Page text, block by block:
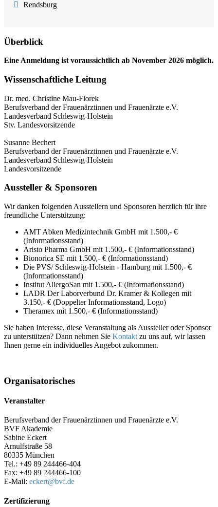
Rendsburg
Überblick
Eine Anmeldung ist voraussichtlich ab November 2026 möglich.
Wissenschaftliche Leitung
Dr. med. Christine Mau-Florek
Berufsverband der Frauenärztinnen und Frauenärzte e.V.
Landesverband Schleswig-Holstein
Stv. Landesvorsitzende
Susanne Bechert
Berufsverband der Frauenärztinnen und Frauenärzte e.V.
Landesverband Schleswig-Holstein
Landesvorsitzende
Aussteller & Sponsoren
Wir danken folgenden Ausstellern und Sponsoren herzlich für ihre
freundliche Unterstützung:
AMT Abken Medizintechnik GmbH mit 1.500,- €
(Informationsstand)
Aristo Pharma GmbH mit 1.500,- € (Informationsstand)
Bionorica SE mit 1.500,- € (Informationsstand)
Die PVS/ Schleswig-Holstein - Hamburg mit 1.500,- €
(Informationsstand)
Institut AllergoSan mit 1.500,- € (Informationsstand)
LADR Der Laborverbund Dr. Kramer & Kollegen mit
3.150,- € (Doppelter Informationsstand, Logo)
Theramex mit 1.500,- € (Informationsstand)
Sie haben Interesse, diese Veranstaltung als Aussteller oder Sponsor
zu unterstützen? Dann nehmen Sie Kontakt zu uns auf, wir lassen
Ihnen gerne ein individuelles Angebot zukommen.
Organisatorisches
Veranstalter
Berufsverband der Frauenärztinnen und Frauenärzte e.V.
BVF Akademie
Sabine Eckert
Arnulfstraße 58
80335 München
Tel.: +49 89 244466-404
Fax: +49 89 244466-100
E-Mail: eckert@bvf.de
Zertifizierung